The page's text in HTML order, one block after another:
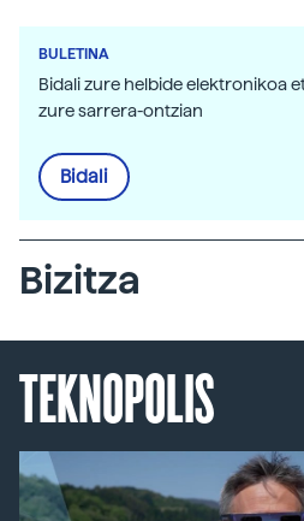
BULETINA
Bidali zure helbide elektronikoa
zure sarrera-ontzian
Bidali
Bizitza
TEKNOPOLIS